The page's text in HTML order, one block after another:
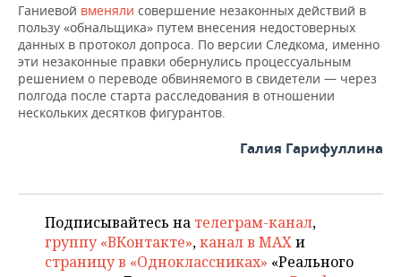
Ганиевой вменяли совершение незаконных действий в
пользу «обнальщика» путем внесения недостоверных
данных в протокол допроса. По версии Следкома, именно
эти незаконные правки обернулись процессуальным
решением о переводе обвиняемого в свидетели — через
полгода после старта расследования в отношении
нескольких десятков фигурантов.
Галия Гарифуллина
Подписывайтесь на телеграм-канал,
группу «ВКонтакте»,канал в MAXи
страницу в «Одноклассниках» «Реального